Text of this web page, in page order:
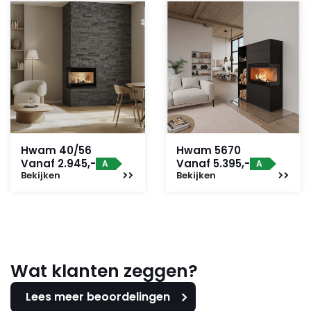
verlengt. De Hwam 5650 biedt dus een perfecte
balans tussen efficiëntie, stijl en gemak.
Hwam 40/56
Vanaf 2.945,- A
Bekijken
Hwam 5670
Vanaf 5.395,- A
Bekijken
Wat klanten zeggen?
Lees meer beoordelingen